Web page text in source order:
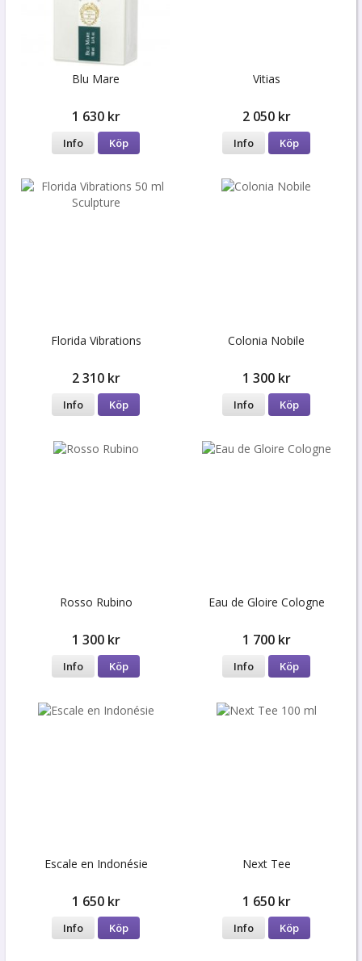
Blu Mare
1 630 kr
Info Köp
Vitias
2 050 kr
Info Köp
Florida Vibrations
2 310 kr
Info Köp
Colonia Nobile
1 300 kr
Info Köp
Rosso Rubino
1 300 kr
Info Köp
Eau de Gloire Cologne
1 700 kr
Info Köp
Escale en Indonésie
1 650 kr
Info Köp
Next Tee
1 650 kr
Info Köp